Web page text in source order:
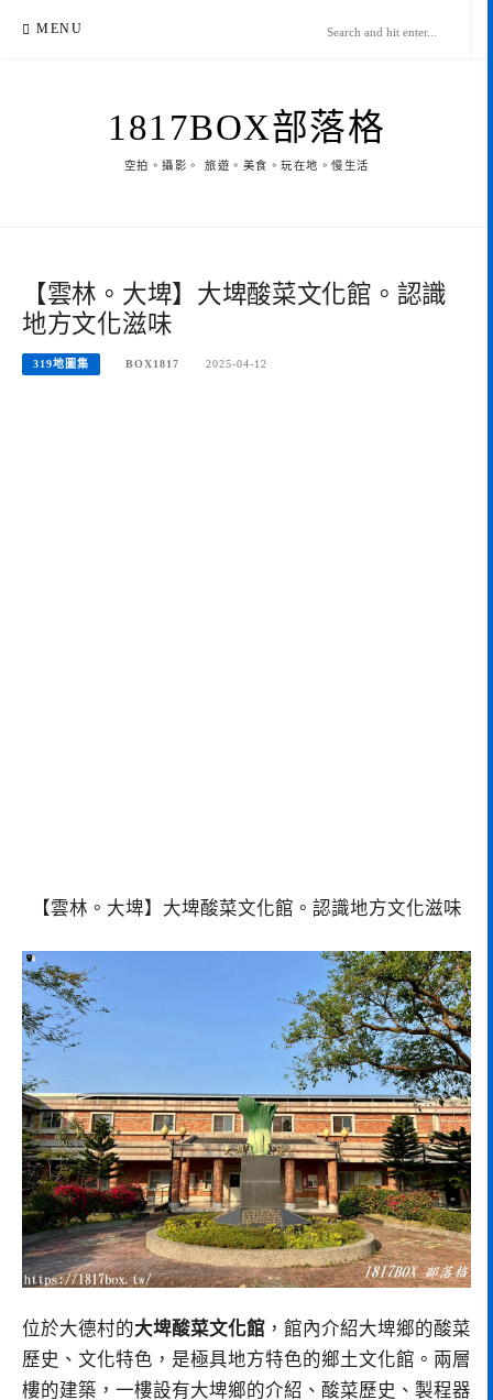
MENU
1817BOX部落格
空拍。攝影。 旅遊。美食。玩在地。慢生活
【雲林。大埤】大埤酸菜文化館。認識
地方文化滋味
319地圖集 BOX1817 2025-04-12
【雲林。大埤】大埤酸菜文化館。認識地方文化滋味
位於大德村的大埤酸菜文化館 ，館內介紹大埤鄉的酸菜
歷史、文化特色，是極具地方特色的鄉土文化館。兩層
樓的建築，一樓設有大埤鄉的介紹、酸菜歷史、製程器